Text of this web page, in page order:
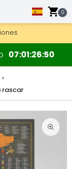
0
de 250 €.
de madera
07012649
rascar